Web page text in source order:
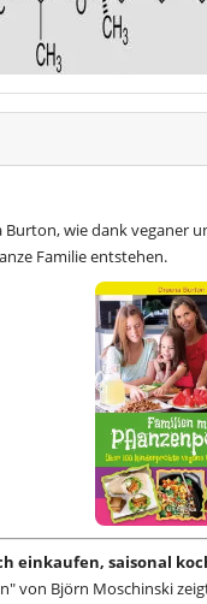
wie dank veganer
Familie entstehen.
einkaufen, saisonal
von Björn Moschinski